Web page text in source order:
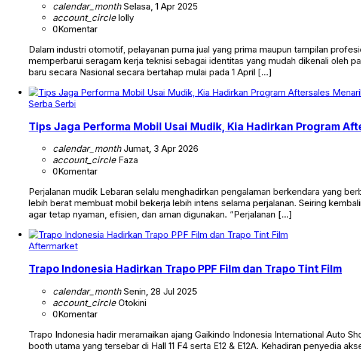
calendar_monthSelasa, 1 Apr 2025
account_circlelolly
0Komentar
Dalam industri otomotif, pelayanan purna jual yang prima maupun tampilan
memperbarui seragam kerja teknisi sebagai identitas yang mudah dikenali oleh
baru secara Nasional secara bertahap mulai pada 1 April […]
Serba Serbi
Tips Jaga Performa Mobil Usai Mudik, Kia Hadirkan Program
calendar_monthJumat, 3 Apr 2026
account_circleFaza
0Komentar
Perjalanan mudik Lebaran selalu menghadirkan pengalaman berkendara yang
lebih berat membuat mobil bekerja lebih intens selama perjalanan. Seiring
agar tetap nyaman, efisien, dan aman digunakan. “Perjalanan […]
Aftermarket
Trapo Indonesia Hadirkan Trapo PPF Film dan Trapo Tint Film
calendar_monthSenin, 28 Jul 2025
account_circleOtokini
0Komentar
Trapo Indonesia hadir meramaikan ajang Gaikindo Indonesia International Auto
booth utama yang tersebar di Hall 11 F4 serta E12 & E12A. Kehadiran penyedia